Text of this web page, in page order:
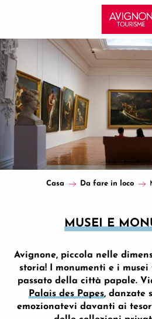
principal
Casa Da fare in loco
MUSEI E
Avignone, piccola nelle
storia! I monumenti e i
passato della città papale.
Palais des Papes, danzate
emozionatevi davanti ai